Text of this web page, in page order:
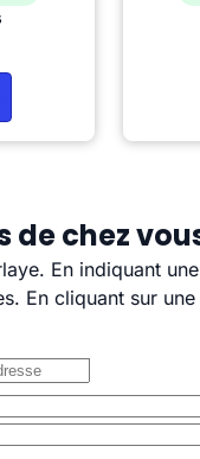
de chez
En indiquant
En cliquant sur